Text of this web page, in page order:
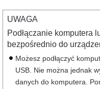
UWAGA
Podłączanie komputera
bezpośrednio do
Możesz podłączyć
USB. Nie można jednak
danych do komputera.